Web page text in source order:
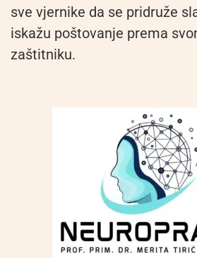
sve vjernike da se pridruže
iskažu poštovanje prema
zaštitniku.